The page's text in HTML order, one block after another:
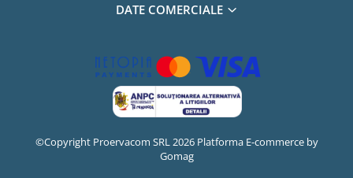
DATE COMERCIALE
©Copyright Proervacom SRL 2026 Platforma E-commerce by
Gomag